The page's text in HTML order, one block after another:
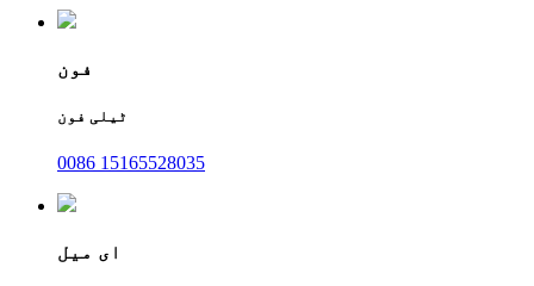
فون
ٹیلی فون
0086 15165528035
ای میل